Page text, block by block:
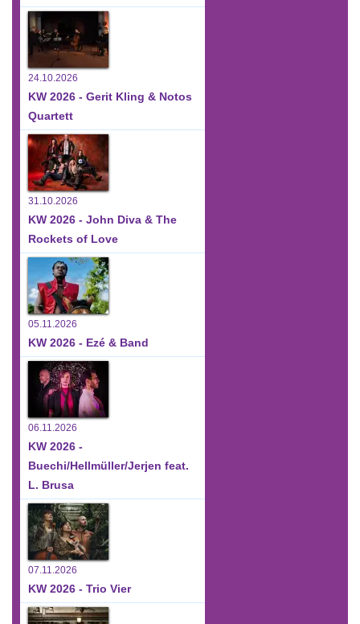
24.10.2026
KW 2026 - Gerit Kling & Notos
Quartett
31.10.2026
KW 2026 - John Diva & The
Rockets of Love
05.11.2026
KW 2026 - Ezé & Band
06.11.2026
KW 2026 -
Buechi/Hellmüller/Jerjen feat.
L. Brusa
07.11.2026
KW 2026 - Trio Vier